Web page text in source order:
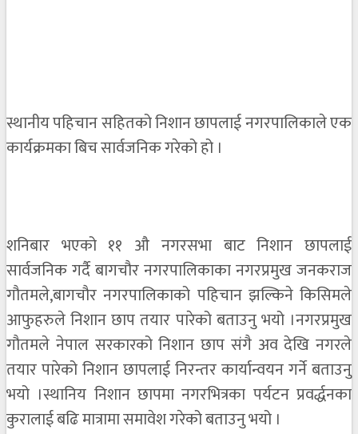
स्थानीय पहिचान सहितको निशान छापलाई नगरपालिकाले एक
कार्यक्रमका बिच सार्वजनिक गरेको हो ।
शनिबार भएको ११ औ नगरसभा बाट निशान छापलाई
सार्वजनिक गर्दै बागचौर नगरपालिकाका नगरप्रमुख जनकराज
गौतमले,बागचौर नगरपालिकाको पहिचान झल्किने किसिमले
आफुहरुले निशान छाप तयार पारेको बताउनु भयो ।नगरप्रमुख
गौतमले नेपाल सरकारको निशान छाप संगै अव देखि नगरले
तयार पारेको निशान छापलाई निरन्तर कार्यान्वयन गर्ने बताउनु
भयो ।स्थानिय निशान छापमा नगरभित्रका पर्यटन प्रवर्द्धनका
कुरालाई बढि मात्रामा समावेश गरेको बताउनु भयो ।